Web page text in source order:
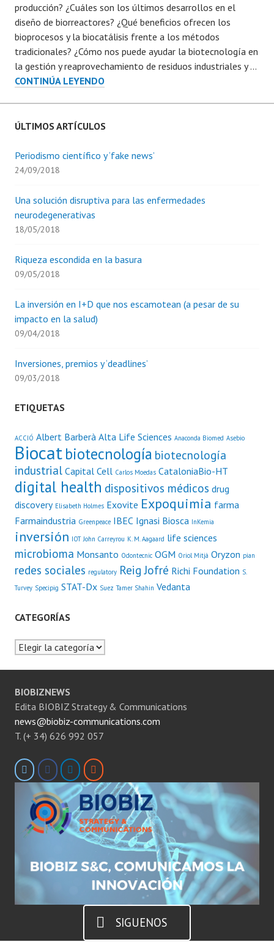
producción? ¿Cuáles son los últimos desarrollos en el
diseño de biorreactores? ¿Qué beneficios ofrecen los
bioprocesos y la biocatálisis frente a los métodos
tradicionales? ¿Cómo nos puede ayudar la biotecnología en
la gestión y reaprovechamiento de residuos industriales y …
CONTINÚA LEYENDOINDUSTRIAL
EXPOQUIMIA
ÚLTIMOS ARTÍCULOS
Periodismo científico y ‘fake news’
24/09/2018
Una solución disruptiva para las enfermedades
neurodegenerativas
18/05/2018
Riqueza escondida en la basura
09/05/2018
La inversión en I+D que nos escamotean (a pesar de su
impacto en la salud)
09/04/2018
Inversiones, premios y ‘deadlines’
09/03/2018
ETIQUETAS
ACCIÓ Albert Barberà Alta Life Sciences Anaconda Biomed Asebio
Biocatbiotecnología biotecnología
industrial Capital Cell Carlos Moedas CataloniaBio-HT
digital health dispositivos médicos drug
discovery Elisabeth Holmes Exovite Expoquimia farma
Farmaindustria Greenpeace IBEC Ignasi Biosca InKemia
inversión IOT John Carreyrou K. M. Aagaard life sciences
microbioma Monsanto Odontecnic OGM Oriol Mitjà Oryzon pian
redes sociales regulatory Reig Jofré Richi Foundation S.
Turvey Specipig STAT-Dx Suez Tamer Shahin Vedanta
CATEGORÍAS
Categorías
BIOBIZNEWS
Edita BIOBIZ Strategy & Communications
news@biobiz-communications.com
T. (+ 34) 626 992 057
SIGUENOS